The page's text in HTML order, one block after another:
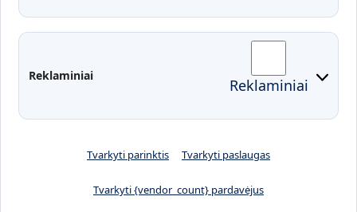
Reklaminiai Reklaminiai
Tvarkyti parinktis Tvarkyti paslaugas
Tvarkyti {vendor_count} pardavėjus
Moodle
EDINA
Pasirengimas ekstremaliai